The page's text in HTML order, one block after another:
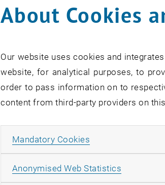
Die Tagung ist die
werden aktuelle
zählt
Marangoni-Effekt
zum Beispiel
bekannten "Tränen
kleinste
About Cookies
Our website uses cookies and
website, for analytical purposes, to
order to pass information on to
content from third-party providers on
Mandatory Cookies
Anonymised Web Statistics